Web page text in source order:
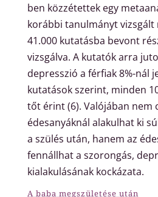
ben közzétettek egy
korábbi tanulmányt
41.000 kutatásba bevont
vizsgálva. A kutatók arra
depresszió a férfiak 8%-nál
kutatások szerint, minden
tőt érint(6). Valójában nem
édesanyáknál alakulhat ki
a szülés után, hanem az
fennállhat a szorongás,
kialakulásánakkockázata.
A baba megszületése után